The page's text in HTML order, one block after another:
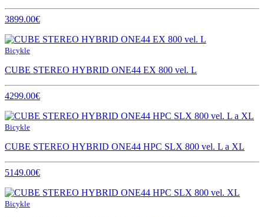
3899.00€
Bicykle
CUBE STEREO HYBRID ONE44 EX 800 vel. L
4299.00€
Bicykle
CUBE STEREO HYBRID ONE44 HPC SLX 800 vel. L a XL
5149.00€
Bicykle